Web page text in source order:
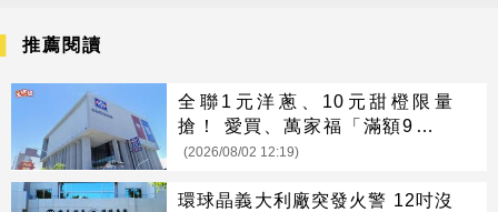
推薦閱讀
全聯1元洋蔥、10元甜橙限量
搶！ 愛買、萬家福「滿額9折」
中元優惠一次看
(2026/08/02 12:19)
環球晶義大利廠突發火警 12吋沒